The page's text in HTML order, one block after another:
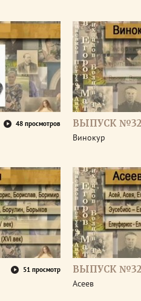
48 просмотров ВЫПУСК
Винокур
51 просмотр ВЫПУСК
Асеев